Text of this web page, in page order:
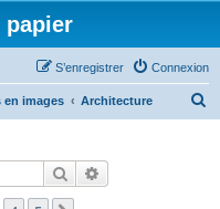
papier
Connexion
S’enregistrer
images Architecture
Rechercher